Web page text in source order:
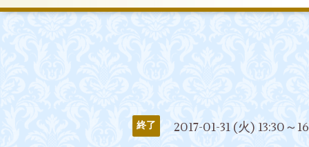
終了 2017-01-31 (火) 13:30～